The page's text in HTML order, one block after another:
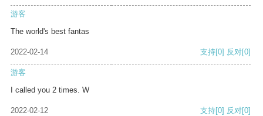
游客
The world's best fantas
2022-02-14 支持[0] 反对[0]
游客
I called you 2 times. W
2022-02-12 支持[0] 反对[0]